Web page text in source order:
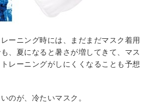
ーニング時には、まだまだマスク着用
、夏になると暑さが増してきて、マス
レーニングがしにくくなることも予想
のが、冷たいマスク。